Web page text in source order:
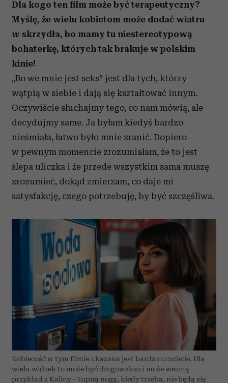
Dla kogo ten film może być terapeutyczny?
Myślę, że wielu kobietom może dodać wiatru
w skrzydła, bo mamy tu niestereotypową
bohaterkę, których tak brakuje w polskim
kinie!
„Bo we mnie jest seks” jest dla tych, którzy
wątpią w siebie i dają się kształtować innym.
Oczywiście słuchajmy tego, co nam mówią, ale
decydujmy same. Ja byłam kiedyś bardzo
nieśmiała, łatwo było mnie zranić. Dopiero
w pewnym momencie zrozumiałam, że to jest
ślepa uliczka i że przede wszystkim sama muszę
zrozumieć, dokąd zmierzam, co daje mi
satysfakcję, czego potrzebuję, by być szczęśliwa.
Kobiecość w tym filmie ukazana jest bardzo uczciwie. Dla
wielu widzek to może być drogowskaz i może wezmą
przykład z Kaliny – tupną nogą, kiedy trzeba, nie będą się